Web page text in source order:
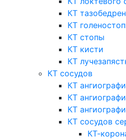
КТ
КТ
КТ стопы
КТ кисти
КТ
КТ сосудов
КТ
КТ
КТ
КТ сосудов
КТ-